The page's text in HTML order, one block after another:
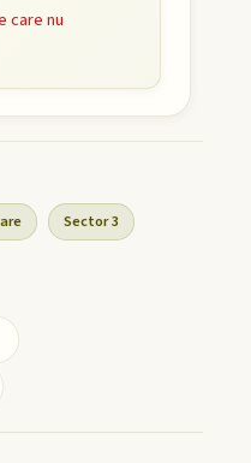
care nu
Sector 3